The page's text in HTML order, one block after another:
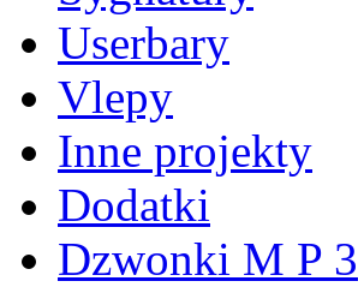
Userbary
Vlepy
Inne projekty
Dodatki
Dzwonki M P 3